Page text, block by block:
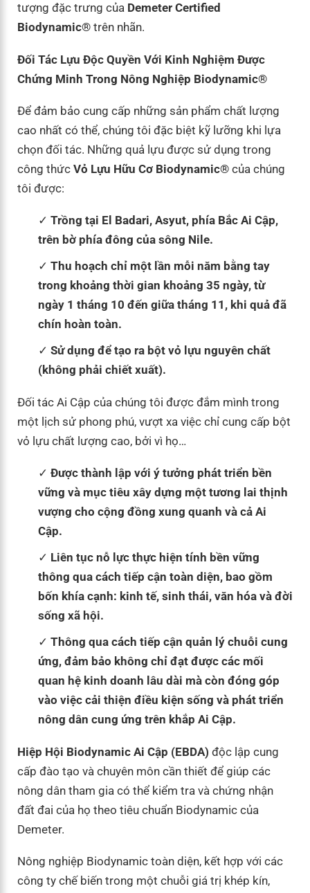
tượng đặc trưng của Demeter Certified
Biodynamic® trên nhãn.
Đối Tác Lựu Độc Quyền Với Kinh Nghiệm Được
Chứng Minh Trong Nông Nghiệp Biodynamic®
Để đảm bảo cung cấp những sản phẩm chất lượng
cao nhất có thể, chúng tôi đặc biệt kỹ lưỡng khi lựa
chọn đối tác. Những quả lựu được sử dụng trong
công thức Vỏ Lựu Hữu Cơ Biodynamic® của chúng
tôi được:
Trồng tại El Badari, Asyut, phía Bắc Ai Cập,
trên bờ phía đông của sông Nile.
Thu hoạch chỉ một lần mỗi năm bằng tay
trong khoảng thời gian khoảng 35 ngày, từ
ngày 1 tháng 10 đến giữa tháng 11, khi quả đã
chín hoàn toàn.
Sử dụng để tạo ra bột vỏ lựu nguyên chất
(không phải chiết xuất).
Đối tác Ai Cập của chúng tôi được đắm mình trong
một lịch sử phong phú, vượt xa việc chỉ cung cấp bột
vỏ lựu chất lượng cao, bởi vì họ…
Được thành lập với ý tưởng phát triển bền
vững và mục tiêu xây dựng một tương lai thịnh
vượng cho cộng đồng xung quanh và cả Ai
Cập.
Liên tục nỗ lực thực hiện tính bền vững
thông qua cách tiếp cận toàn diện, bao gồm
bốn khía cạnh: kinh tế, sinh thái, văn hóa và đời
sống xã hội.
Thông qua cách tiếp cận quản lý chuỗi cung
ứng, đảm bảo không chỉ đạt được các mối
quan hệ kinh doanh lâu dài mà còn đóng góp
vào việc cải thiện điều kiện sống và phát triển
nông dân cung ứng trên khắp Ai Cập.
Hiệp Hội Biodynamic Ai Cập (EBDA) độc lập cung
cấp đào tạo và chuyên môn cần thiết để giúp các
nông dân tham gia có thể kiểm tra và chứng nhận
đất đai của họ theo tiêu chuẩn Biodynamic của
Demeter.
Nông nghiệp Biodynamic toàn diện, kết hợp với các
công ty chế biến trong một chuỗi giá trị khép kín,